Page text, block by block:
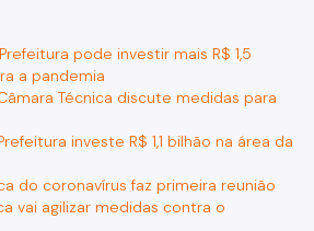
pode investir mais R$ 1,5
a pandemia
Técnica discute medidas para
investe R$ 1,1 bilhão na área da
do coronavírus faz primeira reunião
vai agilizar medidas contra o